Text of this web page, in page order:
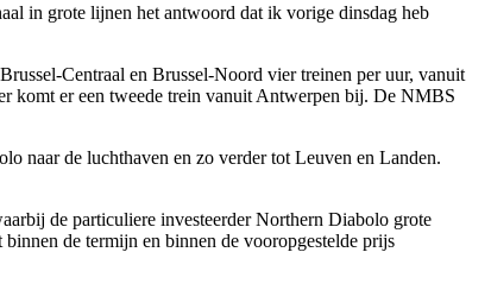
in grote lijnen het antwoord dat ik vorige dinsdag heb
Centraal en Brussel-Noord vier treinen per uur, vanuit
komt er een tweede trein vanuit Antwerpen bij. De NMBS
naar de luchthaven en zo verder tot Leuven en Landen.
de particuliere investeerder Northern Diabolo grote
de termijn en binnen de vooropgestelde prijs